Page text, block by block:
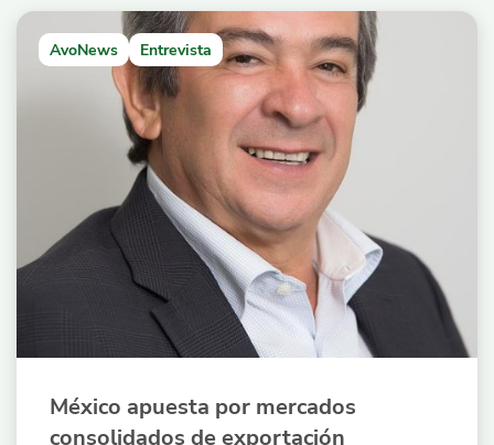
AvoNews Entrevista
México apuesta por mercados
consolidados de exportación